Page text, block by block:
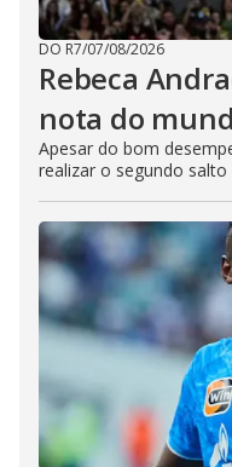
DO R7/07/08/2026
Rebeca
nota do
Apesar do bom
realizar o segundo